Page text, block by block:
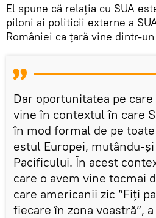
El spune că relația cu SUA
piloni ai politicii externe a
României ca țară vine dintr-
Dar oportunitatea pe care
vine în contextul în care
în mod formal de pe
estul Europei, mutându-
Pacificului. În acest
care o avem vine tocmai
care americanii zic ”Fiți
fiecare în zona voastră”,